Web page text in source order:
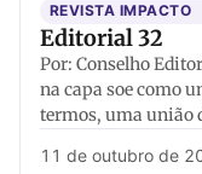
REVISTA IMPACTO
Editorial 32
Por: Conselho
na capa soe como
termos, uma união
11 de outubro de